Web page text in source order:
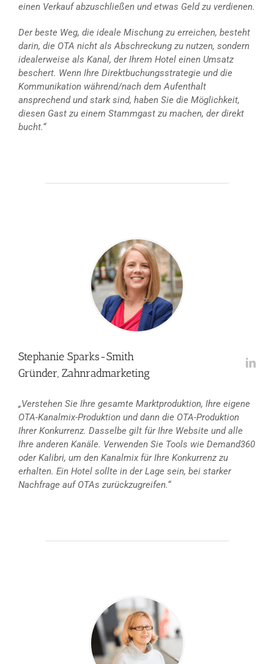
einen Verkauf abzuschließen und etwas Geld zu verdienen.
Der beste Weg, die ideale Mischung zu erreichen, besteht
darin, die OTA nicht als Abschreckung zu nutzen, sondern
idealerweise als Kanal, der Ihrem Hotel einen Umsatz
beschert. Wenn Ihre Direktbuchungsstrategie und die
Kommunikation während/nach dem Aufenthalt
ansprechend und stark sind, haben Sie die Möglichkeit,
diesen Gast zu einem Stammgast zu machen, der direkt
bucht.“
Stephanie Sparks-Smith
Gründer, Zahnradmarketing
„Verstehen Sie Ihre gesamte Marktproduktion, Ihre eigene
OTA-Kanalmix-Produktion und dann die OTA-Produktion
Ihrer Konkurrenz. Dasselbe gilt für Ihre Website und alle
Ihre anderen Kanäle. Verwenden Sie Tools wie Demand360
oder Kalibri, um den Kanalmix für Ihre Konkurrenz zu
erhalten. Ein Hotel sollte in der Lage sein, bei starker
Nachfrage auf OTAs zurückzugreifen.“